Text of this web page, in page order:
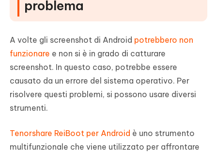
problema
A volte gli screenshot di Android potrebbero non
funzionare e non si è in grado di catturare
screenshot. In questo caso, potrebbe essere
causato da un errore del sistema operativo. Per
risolvere questi problemi, si possono usare diversi
strumenti.
Tenorshare ReiBoot per Android è uno strumento
multifunzionale che viene utilizzato per affrontare